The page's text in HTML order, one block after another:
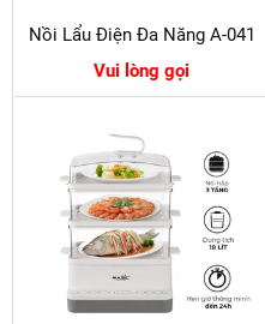
Nồi Lẩu Điện Đa Năng A-041
Vui lòng gọi